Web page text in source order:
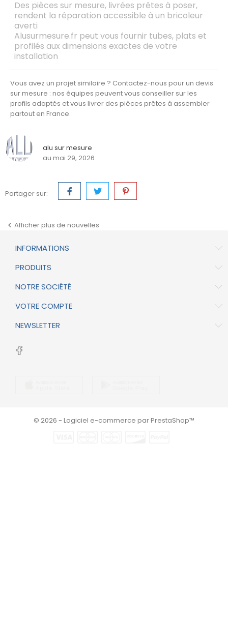
Des pièces sur mesure, livrées prêtes à poser,
rendent la réparation accessible à un bricoleur
averti
Alusurmesure.fr peut vous fournir tubes, plats et
profilés aux dimensions exactes de votre
installation
Vous avez un projet similaire ? Contactez-nous pour un devis
sur mesure : nos équipes peuvent vous conseiller sur les
profils adaptés et vous livrer des pièces prêtes à assembler
partout en France.
alu sur mesure
au mai 29, 2026
Partager sur:
 Afficher plus de nouvelles
INFORMATIONS
PRODUITS
NOTRE SOCIÉTÉ
VOTRE COMPTE
NEWSLETTER
© 2026 - Logiciel e-commerce par PrestaShop™